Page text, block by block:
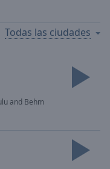
Todas las ciudades
and Behm